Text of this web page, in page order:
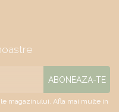
magazinului. Afla mai multe in